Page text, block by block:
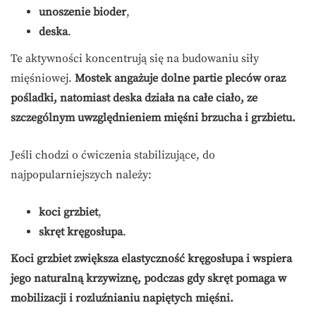
unoszenie bioder,
deska.
Te aktywności koncentrują się na budowaniu siły
mięśniowej. Mostek angażuje dolne partie pleców oraz
pośladki, natomiast deska działa na całe ciało, ze
szczególnym uwzględnieniem mięśni brzucha i grzbietu.
Jeśli chodzi o ćwiczenia stabilizujące, do
najpopularniejszych należy:
koci grzbiet,
skręt kręgosłupa.
Koci grzbiet zwiększa elastyczność kręgosłupa i wspiera
jego naturalną krzywiznę, podczas gdy skręt pomaga w
mobilizacji i rozluźnianiu napiętych mięśni.